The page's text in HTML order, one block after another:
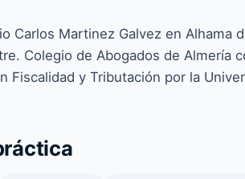
Carlos Martinez Galvez en Alhama
Colegio de Abogados de Almería
Fiscalidad y Tributación por la